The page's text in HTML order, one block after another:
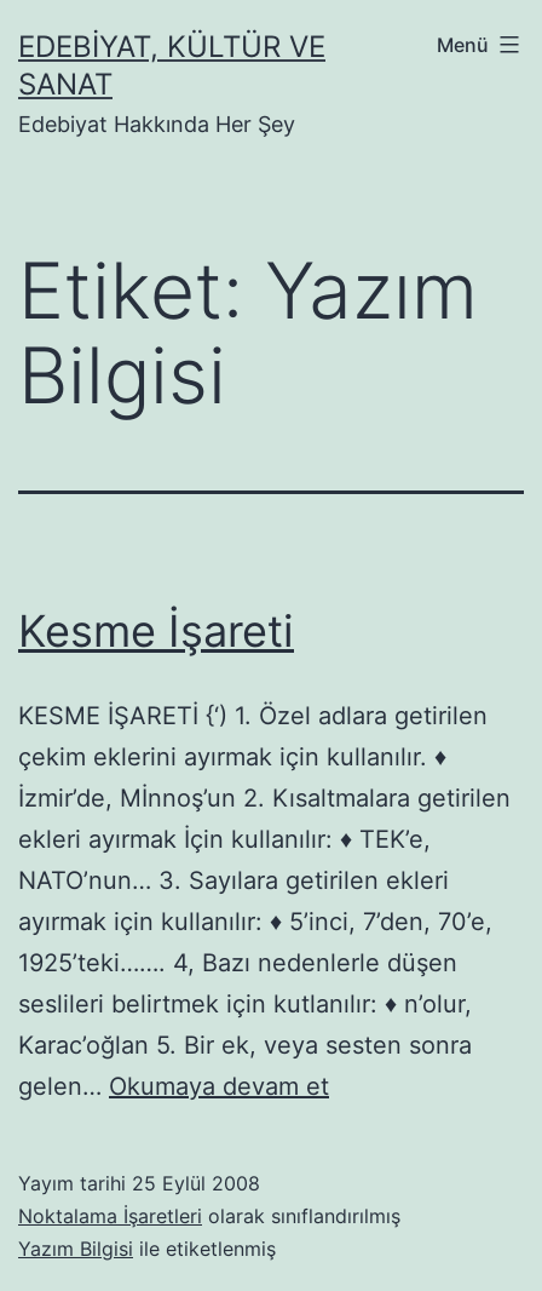
geçEDEBIYAT, KÜLTÜR VE
SANAT
Edebiyat Hakkında Her Şey
Menü
Etiket: Yazım
Bilgisi
Kesme İşareti
KESME İŞARETİ {‘) 1. Özel adlara getirilen
çekim eklerini ayırmak için kullanılır. ♦
İzmir’de, Mİnnoş’un 2. Kısaltmalara getirilen
ekleri ayırmak İçin kullanılır: ♦ TEK’e,
NATO’nun… 3. Sayılara getirilen ekleri
ayırmak için kullanılır: ♦ 5’inci, 7’den, 70’e,
1925’teki……. 4, Bazı nedenlerle düşen
seslileri belirtmek için kutlanılır: ♦ n’olur,
Karac’oğlan 5. Bir ek, veya sesten sonra
gelen… Okumaya devam etKesme
Yayım tarihi 25 Eylül 2008
Noktalama İşaretleri olarak sınıflandırılmış
Yazım Bilgisi ile etiketlenmiş